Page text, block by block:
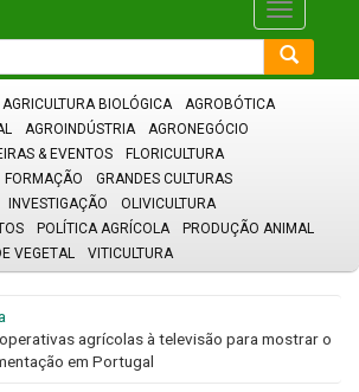
Toggle
AGRICULTURA BIOLÓGICA
AGROBÓTICA
AGROINDÚSTRIA
AGRONEGÓCIO
& EVENTOS
FLORICULTURA
FORMAÇÃO
GRANDES CULTURAS
INVESTIGAÇÃO
OLIVICULTURA
POLÍTICA AGRÍCOLA
PRODUÇÃO ANIMAL
VEGETAL VITICULTURA
agrícolas à televisão para mostrar o
em Portugal